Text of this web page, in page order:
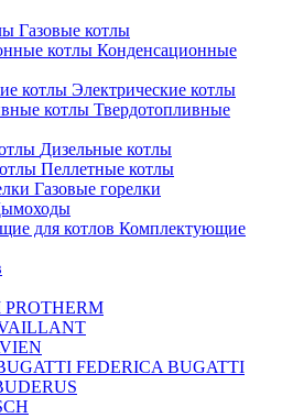
Газовые котлы
Конденсационные
Электрические котлы
Твердотопливные
Дизельные котлы
Пеллетные котлы
Газовые горелки
Комплектующие
PROTHERM
FEDERICA BUGATTI